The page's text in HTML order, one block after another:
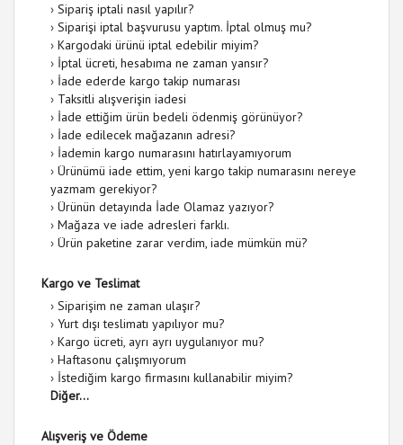
› Sipariş iptali nasıl yapılır?
› Siparişi iptal başvurusu yaptım. İptal olmuş mu?
› Kargodaki ürünü iptal edebilir miyim?
› İptal ücreti, hesabıma ne zaman yansır?
› İade ederde kargo takip numarası
› Taksitli alışverişin iadesi
› İade ettiğim ürün bedeli ödenmiş görünüyor?
› İade edilecek mağazanın adresi?
› İademin kargo numarasını hatırlayamıyorum
› Ürünümü iade ettim, yeni kargo takip numarasını nereye
yazmam gerekiyor?
› Ürünün detayında İade Olamaz yazıyor?
› Mağaza ve iade adresleri farklı.
› Ürün paketine zarar verdim, iade mümkün mü?
Kargo ve Teslimat
› Siparişim ne zaman ulaşır?
› Yurt dışı teslimatı yapılıyor mu?
› Kargo ücreti, ayrı ayrı uygulanıyor mu?
› Haftasonu çalışmıyorum
› İstediğim kargo firmasını kullanabilir miyim?
Diğer...
Alışveriş ve Ödeme